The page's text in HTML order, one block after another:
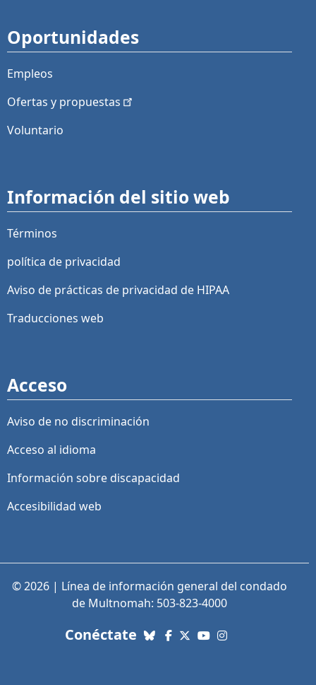
Oportunidades
Empleos
Ofertas y propuestas
Voluntario
Información del sitio web
Términos
política de privacidad
Aviso de prácticas de privacidad de HIPAA
Traducciones web
Acceso
Aviso de no discriminación
Acceso al idioma
Información sobre discapacidad
Accesibilidad web
© 2026 | Línea de información general del condado
de Multnomah: 503-823-4000
Conéctate con nosotros. Enlaces a
Bluesky
Facebook
X (Twitter)
YouTube
Instagram